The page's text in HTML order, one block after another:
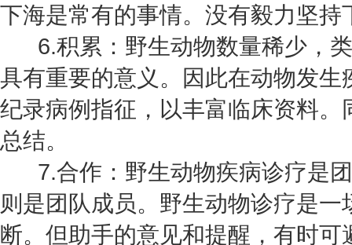
下海是常有的事情。没有毅力坚
6.积累：野生动物数量稀少，类
具有重要的意义。因此在动物发
纪录病例指征，以丰富临床资料
总结。
7.合作：野生动物疾病诊疗是团
则是团队成员。野生动物诊疗是
断。但助手的意见和提醒，有时可